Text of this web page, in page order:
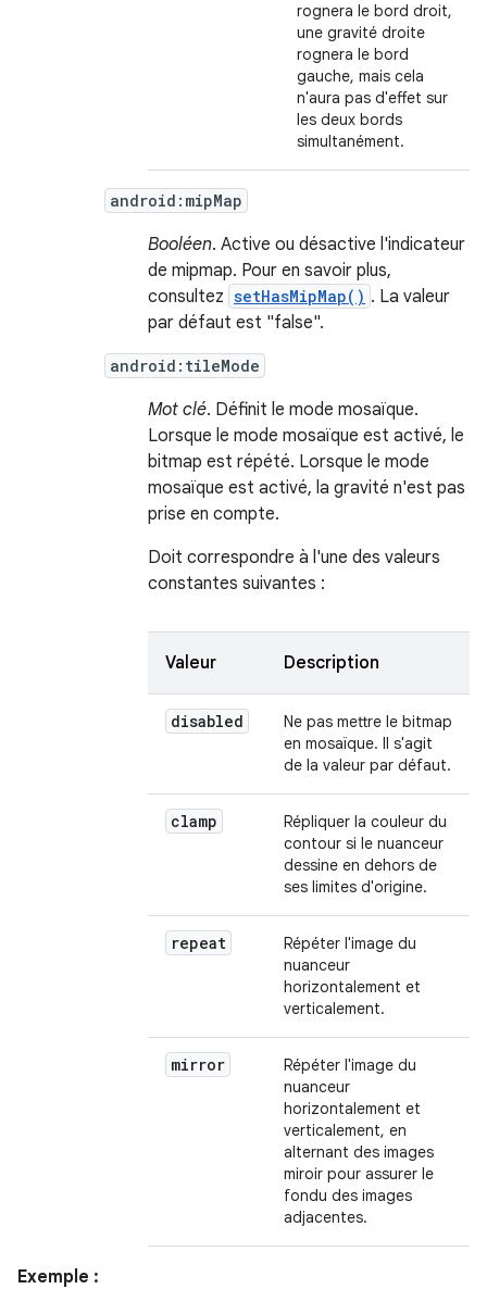
rognera le bord droit,
une gravité droite
rognera le bord
gauche, mais cela
n'aura pas d'effet sur
les deux bords
simultanément.
android:mipMap
Booléen. Active ou désactive l'indicateur
de mipmap. Pour en savoir plus,
consultez setHasMipMap() . La valeur
par défaut est "false".
android:tileMode
Mot clé. Définit le mode mosaïque.
Lorsque le mode mosaïque est activé, le
bitmap est répété. Lorsque le mode
mosaïque est activé, la gravité n'est pas
prise en compte.
Doit correspondre à l'une des valeurs
constantes suivantes :
Valeur Description
disabled
Ne pas mettre le bitmap
en mosaïque. Il s'agit
de la valeur par défaut.
clamp
Répliquer la couleur du
contour si le nuanceur
dessine en dehors de
ses limites d'origine.
repeat
Répéter l'image du
nuanceur
horizontalement et
verticalement.
mirror
Répéter l'image du
nuanceur
horizontalement et
verticalement, en
alternant des images
miroir pour assurer le
fondu des images
adjacentes.
Exemple :